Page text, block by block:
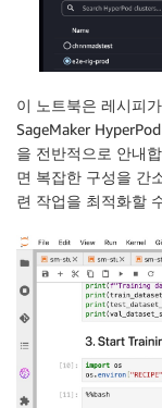
이 노트북은 레시피
SageMaker
을 전반적으로 안내
면 복잡한 구성을 간
련 작업을 최적화할